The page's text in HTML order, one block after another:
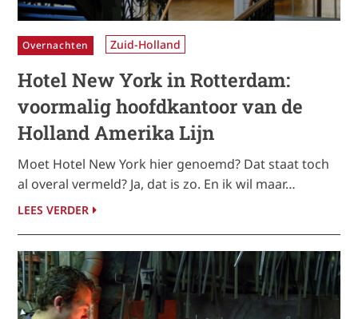
Overnachten Zuid-Holland
Hotel New York in Rotterdam:
voormalig hoofdkantoor van de
Holland Amerika Lijn
Moet Hotel New York hier genoemd? Dat staat toch
al overal vermeld? Ja, dat is zo. En ik wil maar…
LEES VERDER